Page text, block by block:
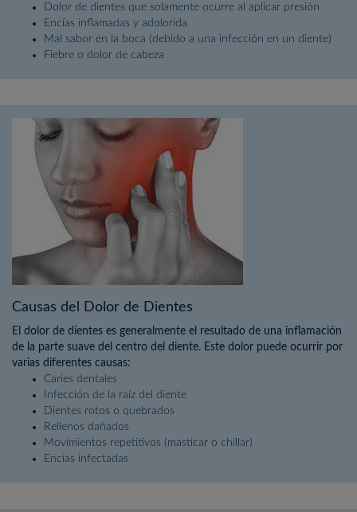
Dolor de dientes que solamente ocurre al aplicar presión
Encías inflamadas y adolorida
Mal sabor en la boca (debido a una infección en un diente)
Fiebre o dolor de cabeza
Causas del Dolor de Dientes
El dolor de dientes es generalmente el resultado de una inflamación
de la parte suave del centro del diente. Este dolor puede ocurrir por
varias diferentes causas:
Caries dentales
Infección de la raíz del diente
Dientes rotos o quebrados
Rellenos dañados
Movimientos repetitivos (masticar o chillar)
Encías infectadas